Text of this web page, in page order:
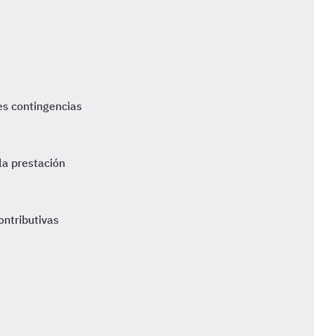
contingencias
prestación